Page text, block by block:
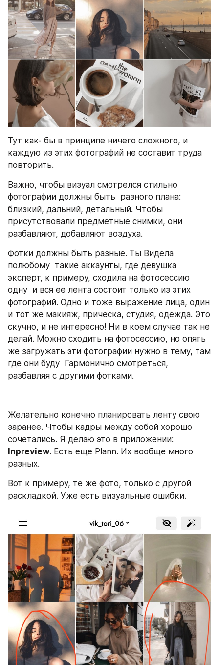
Тут как- бы в принципе ничего сложного, и
каждую из этих фотографий не составит труда
повторить.
Важно, чтобы визуал смотрелся стильно
фотографии должны быть  разного плана:
близкий, дальний, детальный. Чтобы
присутствовали предметные снимки, они
разбавляют, добавляют воздуха.
Фотки должны быть разные. Ты Видела
полюбому  такие аккаунты, где девушка
эксперт, к примеру, сходила на фотосессию
одну  и вся ее лента состоит только из этих
фотографий. Одно и тоже выражение лица, один
и тот же макияж, прическа, студия, одежда. Это
скучно, и не интересно! Ни в коем случае так не
делай. Можно сходить на фотосессию, но опять
же загружать эти фотографии нужно в тему, там
где они буду  Гармонично смотреться,
разбавляя с другими фотками.
Желательно конечно планировать ленту свою
заранее. Чтобы кадры между собой хорошо
Inpreview. Есть еще Plann. Их вообще много
разных.
Вот к примеру, те же фото, только с другой
раскладкой. Уже есть визуальные ошибки.